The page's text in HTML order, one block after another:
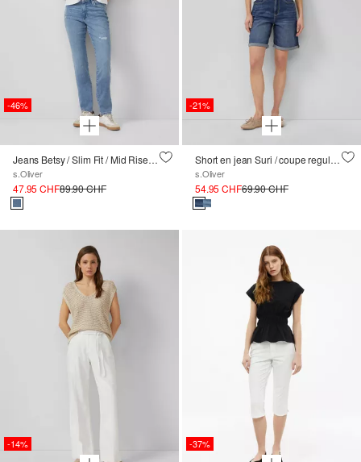
-46%
Jeans Betsy / Slim Fit / Mid Rise / Slim Leg / Effet destroyed
s.Oliver
47.95 CHF89.90 CHF
-21%
Short en jean Suri / coupe regular / taille haute
s.Oliver
54.95 CHF69.90 CHF
-14% -37%